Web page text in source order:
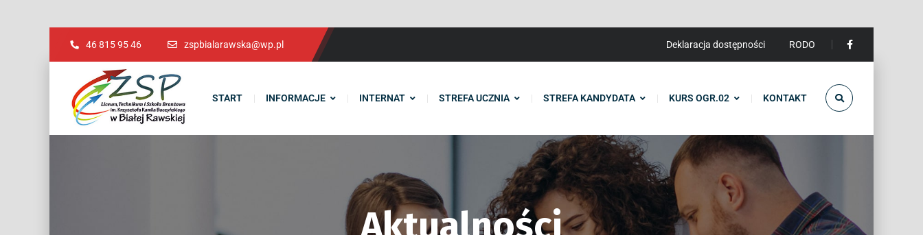
46 815 95 46 zspbialarawska@wp.pl Deklaracja dostępności RODO
START INFORMACJE INTERNAT STREFA UCZNIA STREFA KANDYDATA KURS OGR.02 KONTAKT